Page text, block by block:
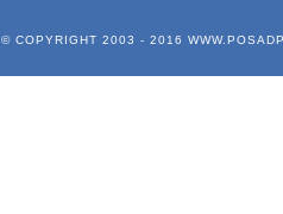
© COPYRIGHT 2003 - 2016